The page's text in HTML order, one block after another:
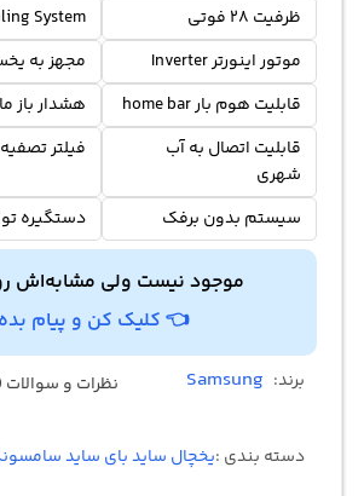
ظرفیت 28 فوتی
System
موتور اینورتر Inverter
مجهز به
قابلیت هوم بار home bar
هشدار باز
قابلیت اتصال به آب
شهری
فیلتر
سیستم بدون برفک دستگیره
موجود نیست ولی مشابه‌اش
👈 کلیک کن و پیام بده
برند: Samsung نظرات و سوالات (2)
دسته بندی :یخچال ساید بای ساید